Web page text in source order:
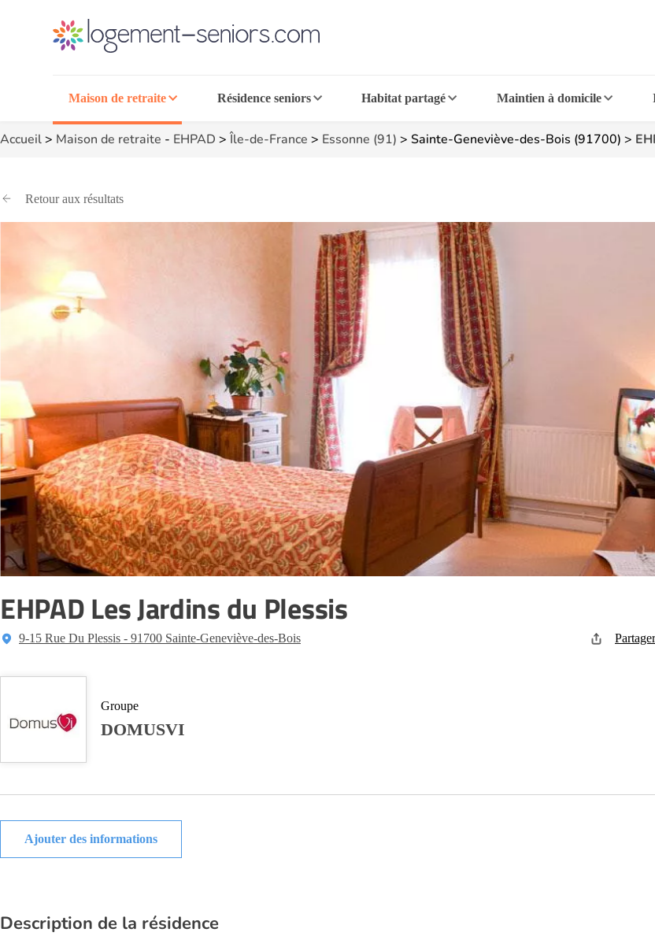
Maison de retraite Résidence seniors Habitat partagé Maintien à domicile
Accueil> Maison de retraite - EHPAD > Île-de-France > Essonne (91) > Sainte-Geneviève-des-Bois (91700) >
Retour aux résultats
EHPAD Les Jardins du Plessis
9-15 Rue Du Plessis - 91700 Sainte-Geneviève-des-Bois
Groupe
DOMUSVI
Ajouter des informations
Description de la résidence